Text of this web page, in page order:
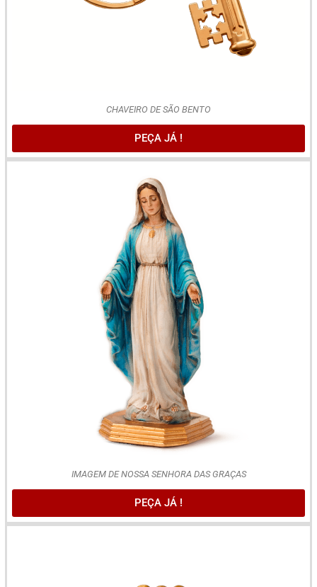
CHAVEIRO DE SÃO BENTO
PEÇA JÁ !
IMAGEM DE NOSSA SENHORA DAS GRAÇAS
PEÇA JÁ !